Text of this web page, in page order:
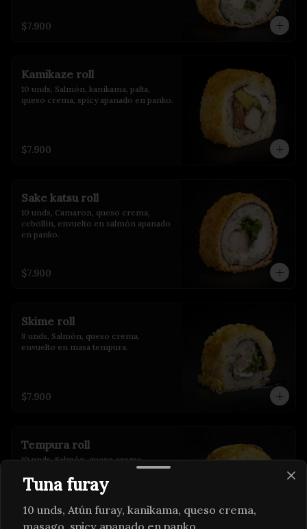
$7.900
Kamikaze roll
10 unds, Salmón, kanikama, palta,
queso crema, spicy apanado en panko.
$7.900
Sake katsu roll
10 unds, Camaron, queso crema,
cebollin, envuelto en salmón apanado
en panko.
$7.900
Skime roll
8 unds, Salmón, queso crema,
envuelto en masa tempura.
$7.900
Tempura roll
10 unds, Salmón, queso crema,
cebollin envuelto en masa tempura.
Tuna furay
10 unds, Atún furay, kanikama, queso crema,
masago, spicy apanado en panko.